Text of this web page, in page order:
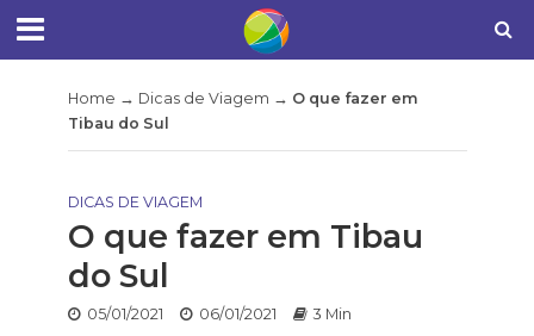
Home → Dicas de Viagem → O que fazer em
Tibau do Sul
DICAS DE VIAGEM
O que fazer em Tibau
do Sul
05/01/2021 06/01/2021 3 Min